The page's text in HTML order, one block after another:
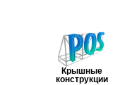
Крышные
конструкции